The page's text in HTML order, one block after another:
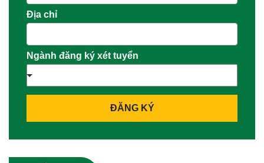
Địa chỉ
Ngành đăng ký xét tuyển
ĐĂNG KÝ